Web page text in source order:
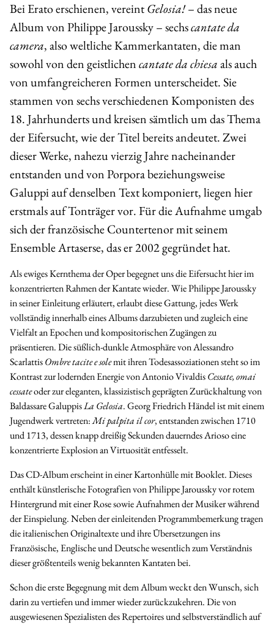
Bei Erato erschienen, vereintGelosia!– das neue
Album von Philippe Jaroussky– sechscantate da
camera, also weltliche Kammerkantaten, die man
sowohl von den geistlichencantate da chiesaals auch
von umfangreicheren Formen unterscheidet. Sie
stammen von sechs verschiedenen Komponisten des
18. Jahrhunderts und kreisen sämtlich um das Thema
der Eifersucht, wie der Titel bereits andeutet. Zwei
dieser Werke, nahezu vierzig Jahre nacheinander
entstanden und von Porpora beziehungsweise
Galuppi auf denselben Text komponiert, liegen hier
erstmals auf Tonträger vor. Für die Aufnahme umgab
sich der französische Countertenor mit seinem
Ensemble Artaserse, das er 2002 gegründet hat.
Als ewiges Kernthema der Oper begegnet uns die Eifersucht hier im
konzentrierten Rahmen der Kantate wieder. Wie Philippe Jaroussky
in seiner Einleitung erläutert, erlaubt diese Gattung, jedes Werk
vollständig innerhalb eines Albums darzubieten und zugleich eine
Vielfalt an Epochen und kompositorischen Zugängen zu
präsentieren. Die süßlich-dunkle Atmosphäre von Alessandro
ScarlattisOmbre tacite e solemit ihren Todesassoziationen steht so im
Kontrast zur lodernden Energie von Antonio VivaldisCessate, omai
cessateoder zur eleganten, klassizistisch geprägten Zurückhaltung von
Baldassare GaluppisLa Gelosia. Georg Friedrich Händel ist mit einem
Jugendwerk vertreten:Mi palpita il cor, entstanden zwischen 1710
und 1713, dessen knapp dreißig Sekunden dauerndes Arioso eine
konzentrierte Explosion an Virtuosität entfesselt.
Das CD-Album erscheint in einer Kartonhülle mit Booklet. Dieses
enthält künstlerische Fotografien von Philippe Jaroussky vor rotem
Hintergrund mit einer Rose sowie Aufnahmen der Musiker während
der Einspielung. Neben der einleitenden Programmbemerkung tragen
die italienischen Originaltexte und ihre Übersetzungen ins
Französische, Englische und Deutsche wesentlich zum Verständnis
dieser größtenteils wenig bekannten Kantaten bei.
Schon die erste Begegnung mit dem Album weckt den Wunsch, sich
darin zu vertiefen und immer wieder zurückzukehren. Die von
ausgewiesenen Spezialisten des Repertoires und selbstverständlich auf